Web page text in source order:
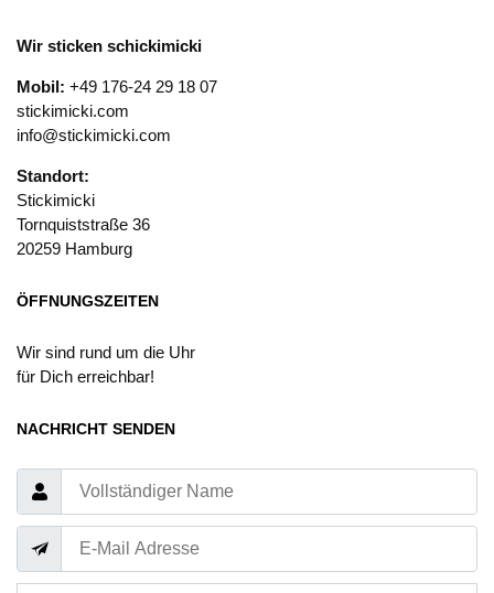
Wir sticken schickimicki
Mobil: +49 176-24 29 18 07
stickimicki.com
info@stickimicki.com
Standort:
Stickimicki
Tornquiststraße 36
20259 Hamburg
ÖFFNUNGSZEITEN
Wir sind rund um die Uhr
für Dich erreichbar!
NACHRICHT SENDEN